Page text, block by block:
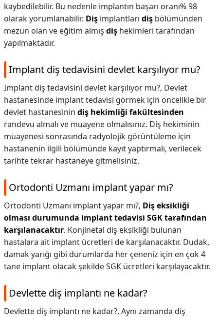
kaybedilebilir. Bu nedenle implantın başarı oranı% 98
olarak yorumlanabilir. Diş implantları diş bölümünden
mezun olan ve eğitim almış diş hekimleri tarafından
yapılmaktadır.
Implant diş tedavisini devlet karşılıyor mu?
Implant diş tedavisini devlet karşılıyor mu?, Devlet
hastanesinde implant tedavisi görmek için öncelikle bir
devlet hastanesinin diş hekimliği fakültesinden
randevu almalı ve muayene olmalısınız. Diş hekiminin
muayenesi sonrasında radyolojik görüntüleme için
hastanenin ilgili bölümünde kayıt yaptırmalı, verilecek
tarihte tekrar hastaneye gitmelisiniz.
Ortodonti Uzmanı implant yapar mı?
Ortodonti Uzmanı implant yapar mı?, Diş eksikliği
olması durumunda implant tedavisi SGK tarafından
karşılanacaktır. Konjinetal diş eksikliği bulunan
hastalara ait implant ücretleri de karşılanacaktır. Dudak,
damak yarığı gibi durumlarda her çeneniz için en çok 4
tane implant olacak şekilde SGK ücretleri karşılayacaktır.
Devlette diş implantı ne kadar?
Devlette diş implantı ne kadar?, Aynı zamanda diş